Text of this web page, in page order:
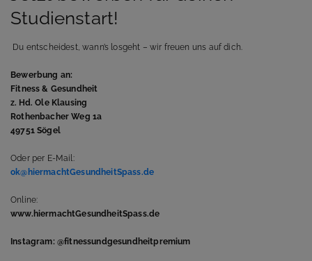
Studienstart!
Du entscheidest, wann’s losgeht – wir freuen uns auf dich.
Bewerbung an:
Fitness & Gesundheit
z. Hd. Ole Klausing
Rothenbacher Weg 1a
49751 Sögel
Oder per E-Mail:
ok@hiermachtGesundheitSpass.de
Online:
www.hiermachtGesundheitSpass.de
Instagram: @fitnessundgesundheitpremium